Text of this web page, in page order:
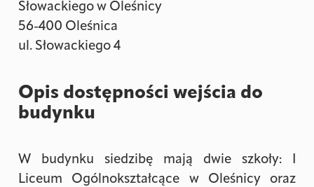
Słowackiego w Oleśnicy
56-400 Oleśnica
ul. Słowackiego 4
Opis dostępności wejścia do
budynku
W budynku siedzibę mają dwie szkoły: I
Liceum Ogólnokształcące w Oleśnicy oraz